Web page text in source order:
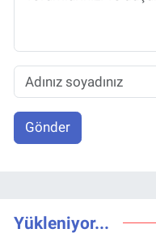
Gönder
Yükleniyor...